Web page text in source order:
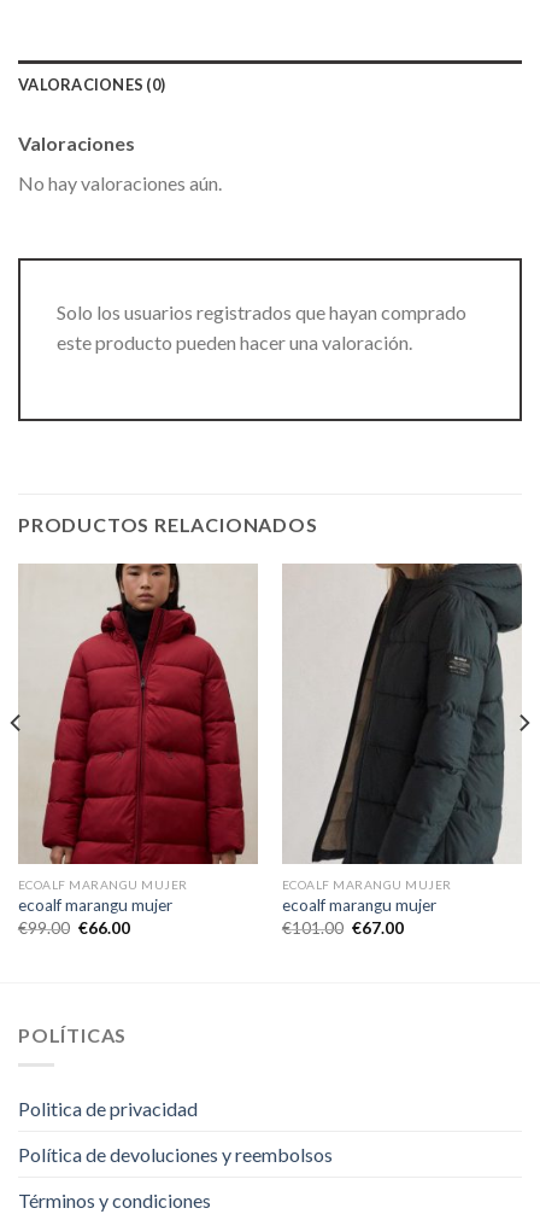
VALORACIONES (0)
Valoraciones
No hay valoraciones aún.
Solo los usuarios registrados que hayan comprado
este producto pueden hacer una valoración.
PRODUCTOS RELACIONADOS
ECOALF MARANGU MUJER
ecoalf marangu mujer
€99.00 €66.00
ECOALF MARANGU MUJER
ecoalf marangu mujer
€101.00 €67.00
POLÍTICAS
Politica de privacidad
Política de devoluciones y reembolsos
Términos y condiciones